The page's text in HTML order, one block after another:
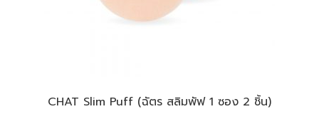
CHAT Slim Puff (ฉัตร สลิมพัฟ 1 ซอง 2 ชิ้น)